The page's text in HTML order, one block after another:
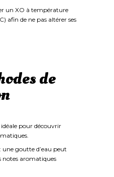
un XO à température
afin de ne pas altérer ses
de
idéale pour découvrir
: une goutte d’eau peut
notes aromatiques